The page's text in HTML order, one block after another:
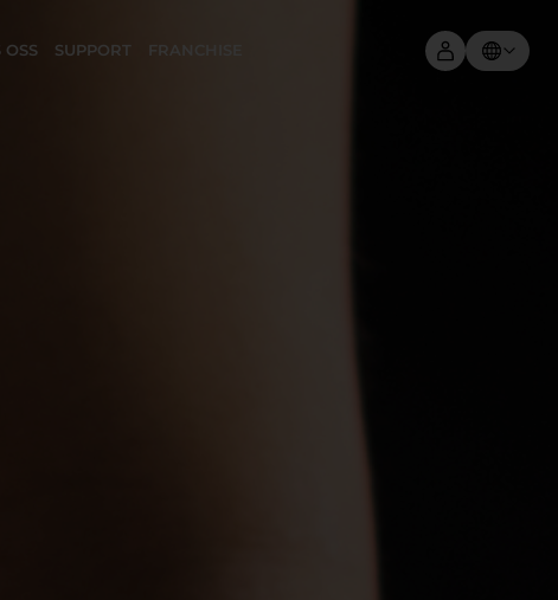
SUPPORT FRANCHISE